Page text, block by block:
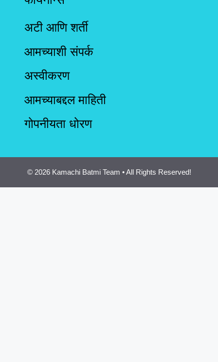
अटी आणि शर्ती
आमच्याशी संपर्क
अस्वीकरण
आमच्याबद्दल माहिती
गोपनीयता धोरण
© 2026 Kamachi Batmi Team • All Rights Reserved!